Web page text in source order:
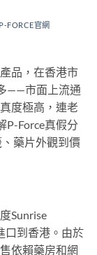
FORCE官網
品，在香港市
——市面上流通
度極高，連老
P-Force真假分
藥片外觀到價
Sunrise
口到香港。由於
依賴藥房和網